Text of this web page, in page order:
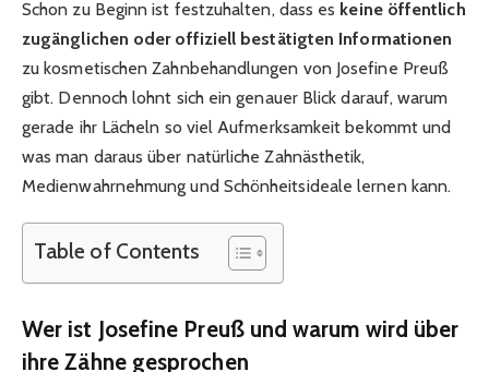
Schon zu Beginn ist festzuhalten, dass es keine öffentlich
zugänglichen oder offiziell bestätigten Informationen
zu kosmetischen Zahnbehandlungen von Josefine Preuß
gibt. Dennoch lohnt sich ein genauer Blick darauf, warum
gerade ihr Lächeln so viel Aufmerksamkeit bekommt und
was man daraus über natürliche Zahnästhetik,
Medienwahrnehmung und Schönheitsideale lernen kann.
Table of Contents
Wer ist Josefine Preuß und warum wird über
ihre Zähne gesprochen